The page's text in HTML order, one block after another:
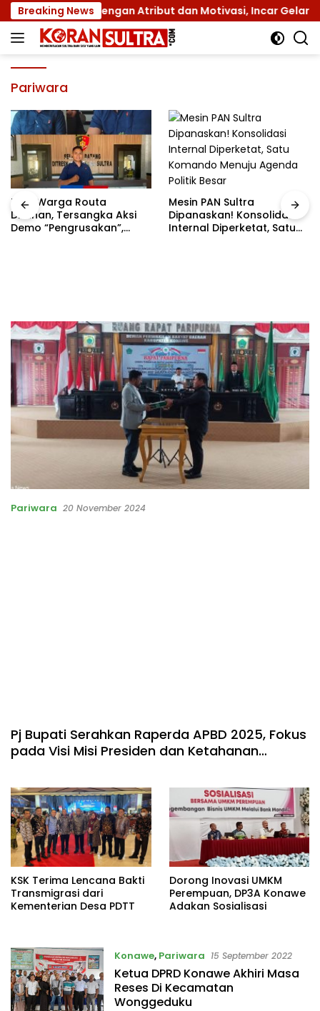
Langsung
ke
konten
Breaking News
XII dengan Atribut dan Motivasi, Incar Gelar Terbaik di
Pariwara
Tiga Warga Routa
Ditahan, Tersangka Aksi
Demo “Pengrusakan”,
Mesin PAN Sultra
Dipanaskan! Konsolidasi
Internal Diperketat, Satu
Pariwara 20 November 2024
Pj Bupati Serahkan Raperda APBD 2025, Fokus
pada Visi Misi Presiden dan Ketahanan
KSK Terima Lencana Bakti
Transmigrasi dari
Kementerian Desa PDTT
Dorong Inovasi UMKM
Perempuan, DP3A Konawe
Adakan Sosialisasi
Konawe, Pariwara 15 September 2022
Ketua DPRD Konawe Akhiri Masa
Reses Di Kecamatan
Wonggeduku